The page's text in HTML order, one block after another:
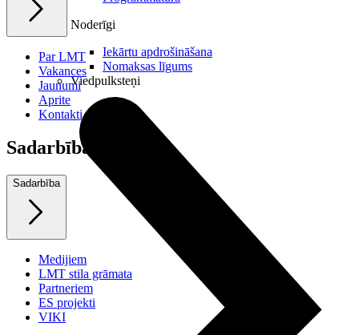
Noderīgi
Iekārtu apdrošināšana
Nomaksas līgums
Viedpulksteņi
Par LMT
Vakances
Jaunumi
Aprite
Kontakti
Sadarbība
Sadarbība
Medijiem
LMT stila grāmata
Partneriem
ES projekti
VIKI